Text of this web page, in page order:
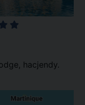
hacjendy.